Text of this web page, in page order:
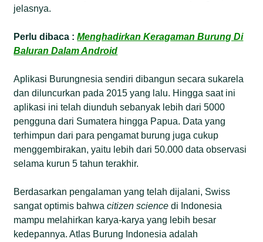
jelasnya.
Perlu dibaca :Menghadirkan Keragaman Burung Di
Baluran Dalam Android
Aplikasi Burungnesia sendiri dibangun secara sukarela
dan diluncurkan pada 2015 yang lalu. Hingga saat ini
aplikasi ini telah diunduh sebanyak lebih dari 5000
pengguna dari Sumatera hingga Papua. Data yang
terhimpun dari para pengamat burung juga cukup
menggembirakan, yaitu lebih dari 50.000 data observasi
selama kurun 5 tahun terakhir.
Berdasarkan pengalaman yang telah dijalani, Swiss
sangat optimis bahwacitizen sciencedi Indonesia
mampu melahirkan karya-karya yang lebih besar
kedepannya. Atlas Burung Indonesia adalah